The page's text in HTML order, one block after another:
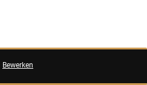
Bewerken